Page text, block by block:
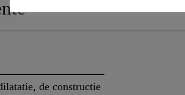
de constructie